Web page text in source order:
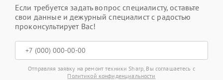
Если требуется задать вопрос специалисту, оставьте
свои данные и дежурный специалист с радостью
проконсультирует Вас!
Отправляя заявку на ремонт техники Sharp, Вы соглашаетесь с
Политикой конфиденциальности